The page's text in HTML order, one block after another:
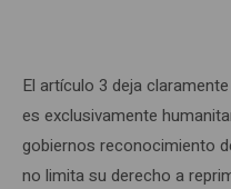
El artículo 3 deja
es exclusivamente
gobiernos reconocimiento
no limita su derecho a